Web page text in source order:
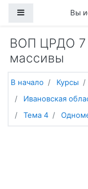
Боковая панель
Вы
ВОП ЦРДО 7
массивы
В начало Курсы
Ивановская
Тема 4